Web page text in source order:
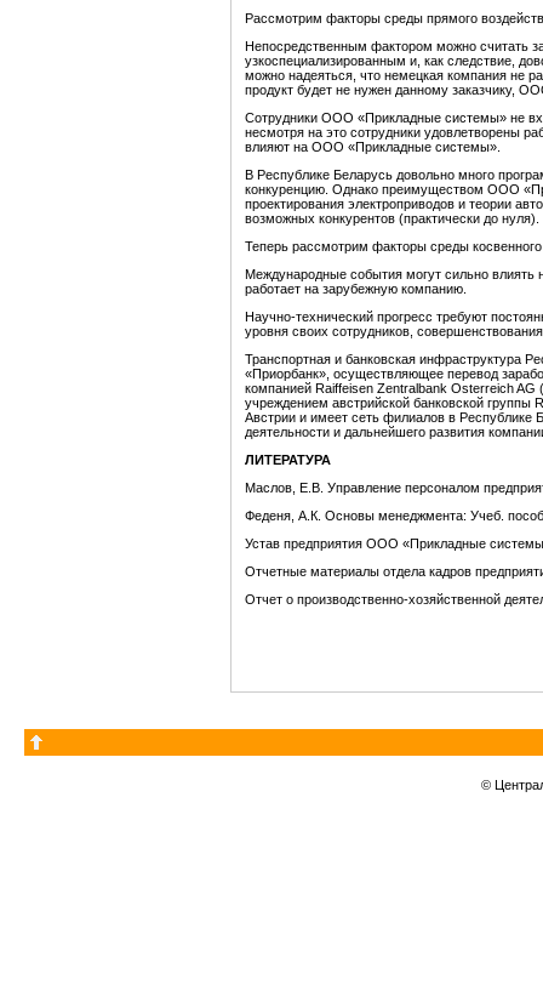
Рассмотрим факторы среды прямого
Непосредственным фактором можно считать
узкоспециализированным и, как следствие,
можно надеяться, что немецкая компания не
продукт будет не нужен данному заказчику,
Сотрудники ООО «Прикладные системы» не
несмотря на это сотрудники удовлетворены
влияют на ООО «Прикладные системы».
В Республике Беларусь довольно много
конкуренцию. Однако преимуществом ООО
проектирования электроприводов и теории
возможных конкурентов (практически до нуля).
Теперь рассмотрим факторы среды косвенного
Международные события могут сильно
работает на зарубежную компанию.
Научно-технический прогресс требуют
уровня своих сотрудников,
Транспортная и банковская инфраструктура
«Приорбанк», осуществляющее перевод
компанией Raiffeisen Zentralbank Osterreich
учреждением австрийской банковской группы
Австрии и имеет сеть филиалов в Республике
деятельности и дальнейшего развития
ЛИТЕРАТУРА
Маслов, Е.В. Управление персоналом
Феденя, А.К. Основы менеджмента: Учеб.
Устав предприятия ООО «Прикладные
Отчетные материалы отдела кадров
Отчет о производственно-хозяйственной
©